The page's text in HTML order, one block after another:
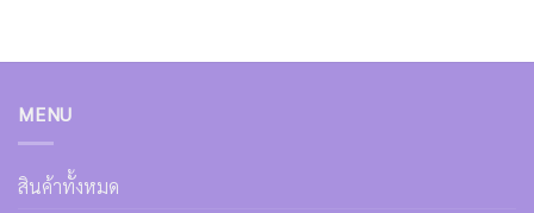
MENU
สินค้าทั้งหมด